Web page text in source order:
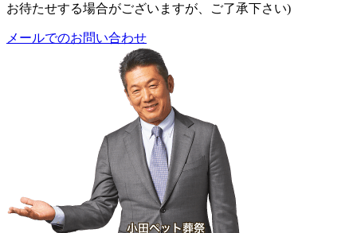
お待たせする場合がございますが、ご了承下さい)
メールでのお問い合わせ